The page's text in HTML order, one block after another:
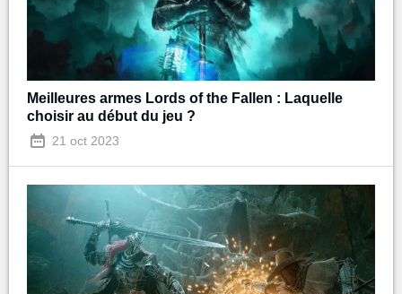
Meilleures armes Lords of the Fallen : Laquelle
choisir au début du jeu ?
21 oct 2023